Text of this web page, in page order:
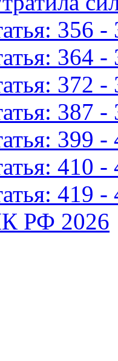
356 -
364 -
372 -
387 -
399 -
410 -
419 -
РФ 2026